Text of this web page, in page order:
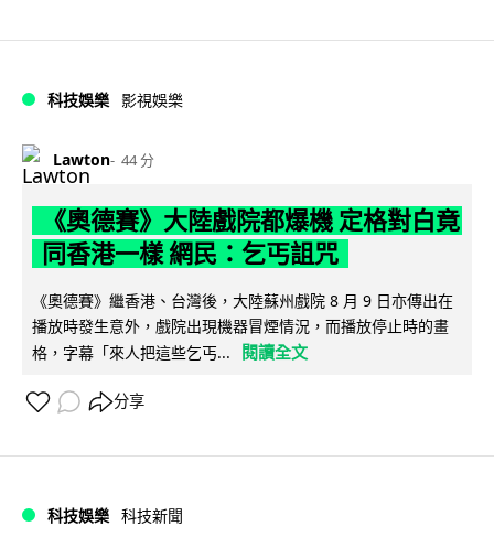
科技娛樂 影視娛樂
Lawton 44 分
《奧德賽》大陸戲院都爆機 定格對白竟
同香港一樣 網民：乞丐詛咒
《奧德賽》繼香港、台灣後，大陸蘇州戲院 8 月 9 日亦傳出在
播放時發生意外，戲院出現機器冒煙情況，而播放停止時的畫
格，字幕「來人把這些乞丐...
閱讀全文
分享
科技娛樂 科技新聞